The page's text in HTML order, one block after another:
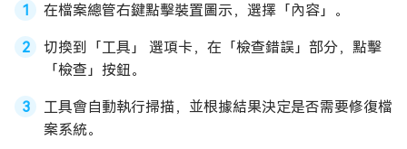
在檔案總管右鍵點擊裝置圖示，選擇「內容」。
切換到「工具」 選項卡，在「檢查錯誤」部分，點擊
「檢查」按鈕。
工具會自動執行掃描，並根據結果決定是否需要修復檔
案系統。